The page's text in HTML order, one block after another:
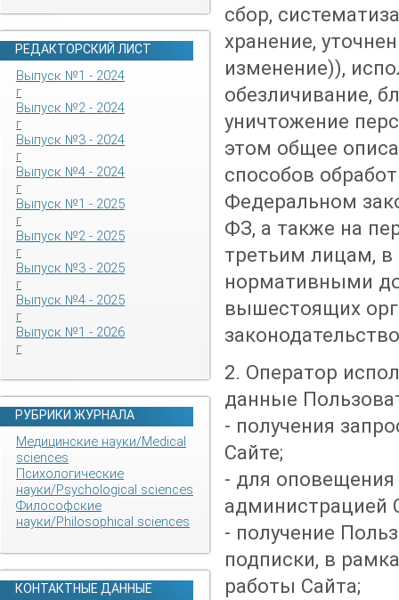
РЕДАКТОРСКИЙ ЛИСТ
Выпуск №1 - 2024
г
Выпуск №2 - 2024
г
Выпуск №3 - 2024
г
Выпуск №4 - 2024
г
Выпуск №1 - 2025
г
Выпуск №2 - 2025
г
Выпуск №3 - 2025
г
Выпуск №4 - 2025
г
Выпуск №1 - 2026
г
РУБРИКИ ЖУРНАЛА
Медицинские науки/Medical
sciences
Психологические
науки/Psychological sciences
Философские
науки/Philosophical sciences
КОНТАКТНЫЕ ДАННЫЕ
сбор,
хранение,
изменение)),
обезличивание,
уничтожение
этом общее
способов
Федеральном
ФЗ, а также на
третьим лицам, в
нормативными
вышестоящих
2. Оператор
данные
- получения
Сайте;
- для
администрацией
- получение
подписки, в
работы Сайта;